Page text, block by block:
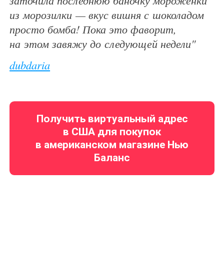
из морозилки — вкус вишня с шоколадом
просто бомба! Пока это фаворит,
на этом завяжу до следующей недели"
dubdaria
Получить виртуальный адрес
в США для покупок
в американском магазине Нью
Баланс